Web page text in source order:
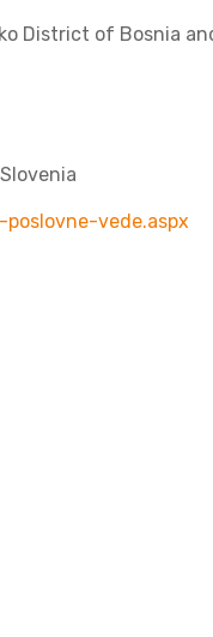
District of Bosnia
vede.aspx